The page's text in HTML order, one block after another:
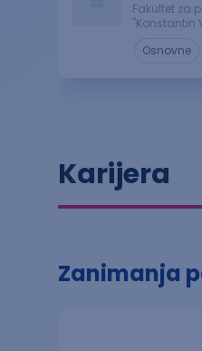
Fakultet za
"Konstantin
Osnovne
Karijera
Zanimanja